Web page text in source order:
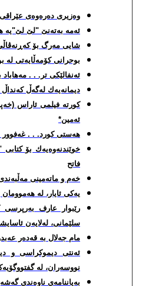
وه‌زیری ده‌ره‌وه‌ی
ئه‌مه‌ به‌ته‌نێ "لێ لێ"یه‌
شایی مه‌رگ بۆ
بوحرانی كۆمه‌ڵایه‌تی له‌
ئه‌نفالێكی تر. . . مه‌هاباد
دیمانه‌یه‌ك له‌گه‌ڵ
كورته‌ فیلمی ئاراس
ئه‌مین*
هه‌ستی كورد. . . غه‌فوور
خوێندنه‌وه‌یه‌ك بۆ
فاتح
خه‌م و ماته‌مینی
یه‌كی ئایار، له‌
رێبوار عارف به‌رپرسی
سلێمانی، له‌لایه‌ن
مام جه‌لال به‌ قه‌ده‌ر
ئه‌نتی دیموكراسی و
نووسه‌ران، له‌
به‌یاننامه‌ی ناوه‌ندی